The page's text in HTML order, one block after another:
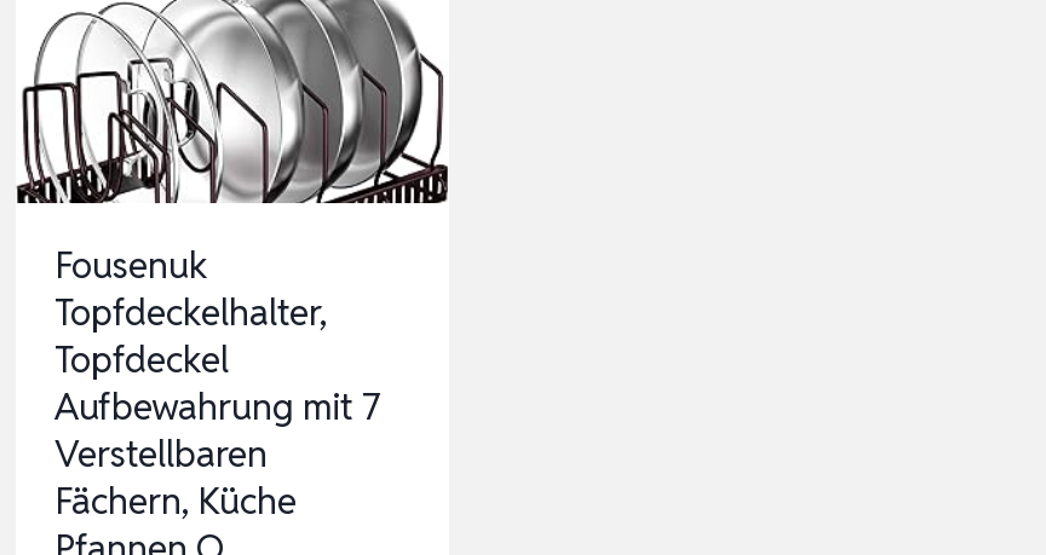
MIKROWELLE,MIKROWELLENSTÄNDER
FÜR
AR…
Fousenuk
Topfdeckelhalter,
Topfdeckel
Aufbewahrung mit 7
Verstellbaren
Fächern, Küche